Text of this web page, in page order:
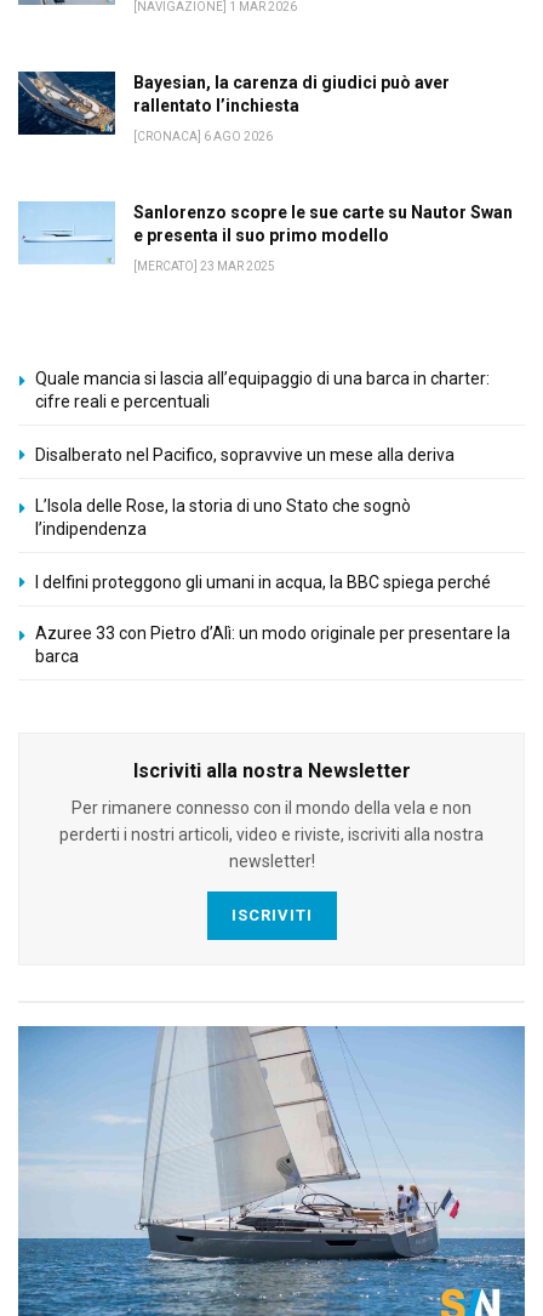
[NAVIGAZIONE] 1 MAR 2026
Bayesian, la carenza di giudici può aver
rallentato l’inchiesta
[CRONACA] 6 AGO 2026
Sanlorenzo scopre le sue carte su Nautor Swan
e presenta il suo primo modello
[MERCATO] 23 MAR 2025
Quale mancia si lascia all’equipaggio di una barca in charter:
cifre reali e percentuali
Disalberato nel Pacifico, sopravvive un mese alla deriva
L’Isola delle Rose, la storia di uno Stato che sognò
l’indipendenza
I delfini proteggono gli umani in acqua, la BBC spiega perché
Azuree 33 con Pietro d’Alì: un modo originale per presentare la
barca
Iscriviti alla nostra Newsletter
Per rimanere connesso con il mondo della vela e non
perderti i nostri articoli, video e riviste, iscriviti alla nostra
newsletter!
ISCRIVITI